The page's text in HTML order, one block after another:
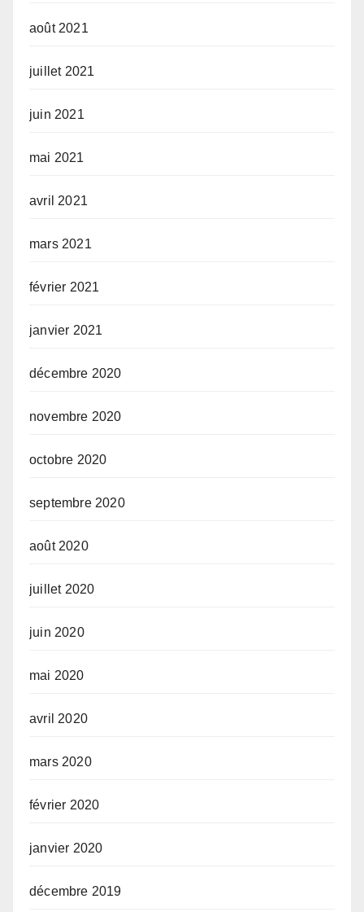
août 2021
juillet 2021
juin 2021
mai 2021
avril 2021
mars 2021
février 2021
janvier 2021
décembre 2020
novembre 2020
octobre 2020
septembre 2020
août 2020
juillet 2020
juin 2020
mai 2020
avril 2020
mars 2020
février 2020
janvier 2020
décembre 2019